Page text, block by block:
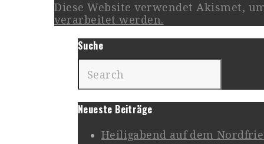
Diese Website verwendet Akismet,
verarbeitet werden.
Suche
Neueste Beiträge
Heiligabend auf dem